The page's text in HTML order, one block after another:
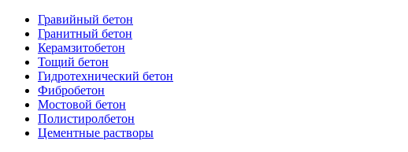
Гравийный бетон
Гранитный бетон
Керамзитобетон
Тощий бетон
Гидротехнический бетон
Фибробетон
Мостовой бетон
Полистиролбетон
Цементные растворы